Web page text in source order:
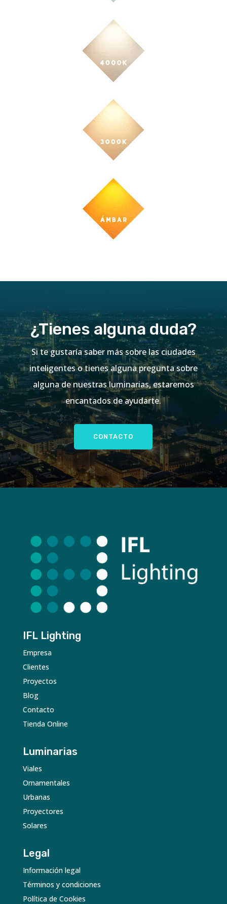
¿Tienes alguna duda?
Si te gustaría saber más sobre las ciudades
inteligentes o tienes alguna pregunta sobre
alguna de nuestras luminarias, estaremos
encantados de ayudarte.
CONTACTO
IFL Lighting
Empresa
Clientes
Proyectos
Blog
Contacto
Tienda Online
Luminarias
Viales
Ornamentales
Urbanas
Proyectores
Solares
Legal
Información legal
Términos y condiciones
Política de Cookies